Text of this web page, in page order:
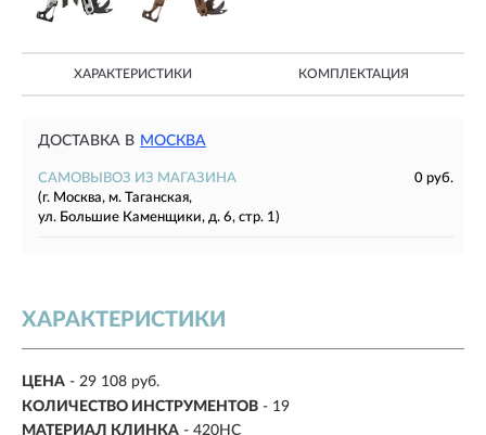
ХАРАКТЕРИСТИКИ КОМПЛЕКТАЦИЯ
ДОСТАВКА В МОСКВА
САМОВЫВОЗ ИЗ МАГАЗИНА
0 руб.
(г. Москва, м. Таганская,
ул. Большие Каменщики, д. 6, стр. 1)
ХАРАКТЕРИСТИКИ
ЦЕНА - 29 108 руб.
КОЛИЧЕСТВО ИНСТРУМЕНТОВ - 19
МАТЕРИАЛ КЛИНКА - 420HC